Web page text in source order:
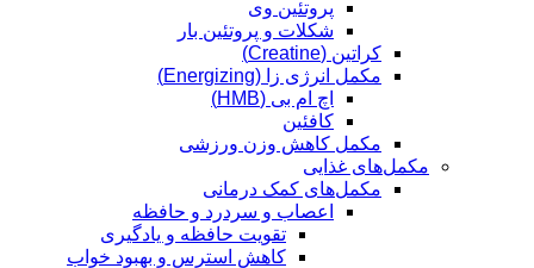
پروتئین وی
شکلات و پروتئین بار
کراتین (Creatine)
مکمل انرژی زا (Energizing)
اچ ام بی (HMB)
کافئین
مکمل کاهش وزن ورزشی
مکمل‌های غذایی
مکمل‌های کمک درمانی
اعصاب و سردرد و حافظه
تقویت حافظه و یادگیری
کاهش استرس و بهبود خواب